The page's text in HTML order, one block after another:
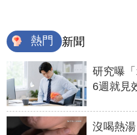
熱門 新聞
研究曝
6週就見
沒喝熱